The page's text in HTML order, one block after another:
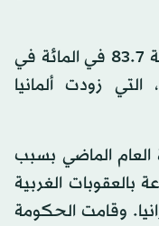
تمتلك «يونيبر»، الشركة الأم، حصة 83.7 في المائة في
التي زودت ألمانيا
الماضي بسبب
بالعقوبات الغربية
وقامت الحكومة